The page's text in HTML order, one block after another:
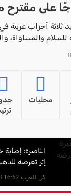
على
ثلاثة أحزاب عربية
للسلام والمساواة،
المقبلة،
محليات
إثر تعرضه
كل العرب 16:52 09/08